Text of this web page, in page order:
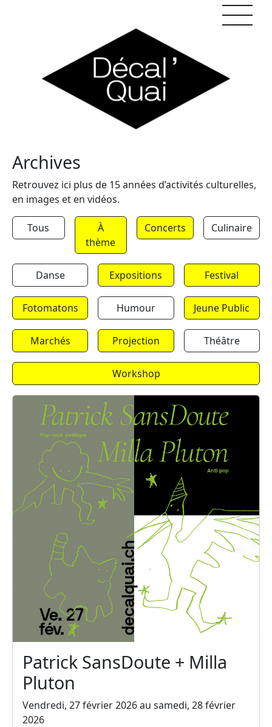
Archives
Retrouvez ici plus de 15 années d’activités culturelles,
en images et en vidéos.
Tous
À
thème
Concerts Culinaire
Danse Expositions Festival
Fotomatons Humour Jeune Public
Marchés Projection Théâtre
Workshop
Patrick SansDoute + Milla
Pluton
Vendredi, 27 février 2026 au samedi, 28 février
2026